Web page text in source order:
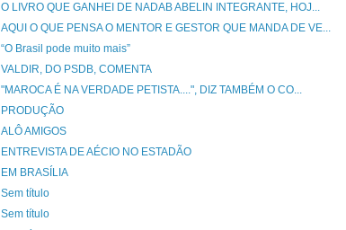
O LIVRO QUE GANHEI DE NADAB ABELIN INTEGRANTE, HOJ...
AQUI O QUE PENSA O MENTOR E GESTOR QUE MANDA DE VE...
“O Brasil pode muito mais”
VALDIR, DO PSDB, COMENTA
"MAROCA É NA VERDADE PETISTA....", DIZ TAMBÉM O CO...
PRODUÇÃO
ALÔ AMIGOS
ENTREVISTA DE AÉCIO NO ESTADÃO
EM BRASÍLIA
Sem título
Sem título